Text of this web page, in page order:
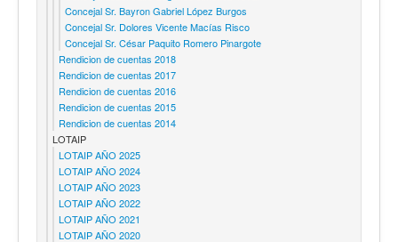
Concejal Sr. Bayron Gabriel López Burgos
Concejal Sr. Dolores Vicente Macías Risco
Concejal Sr. César Paquito Romero Pinargote
Rendicion de cuentas 2018
Rendicion de cuentas 2017
Rendicion de cuentas 2016
Rendicion de cuentas 2015
Rendicion de cuentas 2014
LOTAIP
LOTAIP AÑO 2025
LOTAIP AÑO 2024
LOTAIP AÑO 2023
LOTAIP AÑO 2022
LOTAIP AÑO 2021
LOTAIP AÑO 2020